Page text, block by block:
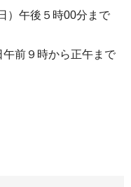
）午後５時00分まで
午前９時から正午まで